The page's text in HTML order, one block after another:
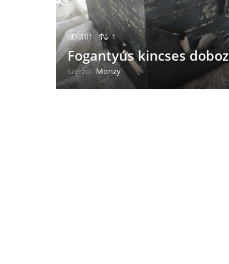
101 1
Fogantyús kincses doboz
szerző: Monzy